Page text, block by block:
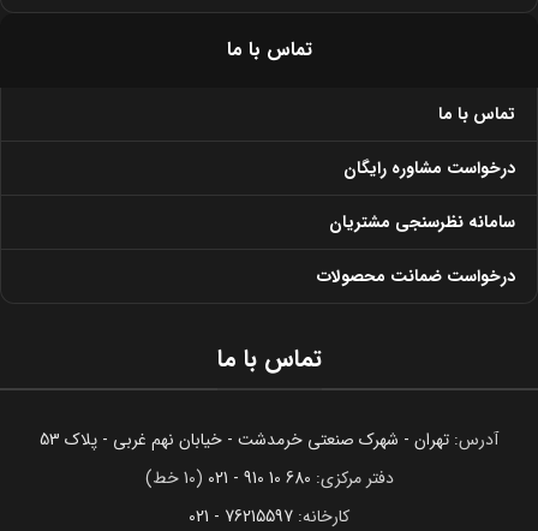
تماس با ما
تماس با ما
درخواست مشاوره رایگان
سامانه نظرسنجی مشتریان
درخواست ضمانت محصولات
تماس با ما
آدرس: تهران - شهرک صنعتی خرمدشت - خیابان نهم غربی - پلاک 53
دفتر مرکزی: 680 10 910 - 021
(10 خط)
کارخانه: 76215597 - 021